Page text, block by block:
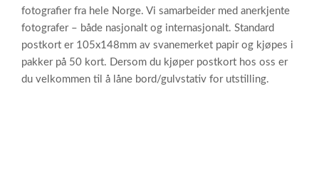
fotografier fra hele Norge. Vi samarbeider med anerkjente
fotografer – både nasjonalt og internasjonalt. Standard
postkort er 105x148mm av svanemerket papir og kjøpes i
pakker på 50 kort. Dersom du kjøper postkort hos oss er
du velkommen til å låne bord/gulvstativ for utstilling.